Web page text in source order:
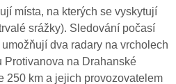
místa, na kterých se vyskytují
srážky). Sledování počasí
dva radary na vrcholech
Protivanova na Drahanské
250 km a jejich provozovatelem